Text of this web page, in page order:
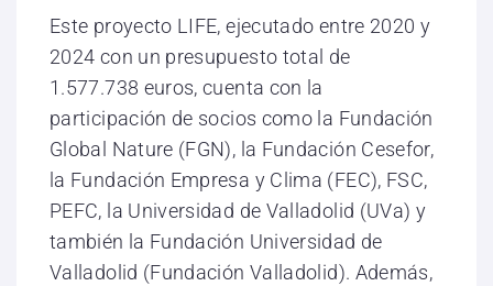
Este proyecto LIFE, ejecutado entre 2020 y
2024 con un presupuesto total de
1.577.738 euros, cuenta con la
participación de socios como la Fundación
Global Nature (FGN), la Fundación Cesefor,
la Fundación Empresa y Clima (FEC), FSC,
PEFC, la Universidad de Valladolid (UVa) y
también la Fundación Universidad de
Valladolid (Fundación Valladolid). Además,